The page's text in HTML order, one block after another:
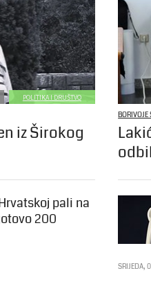
POLITIKA I DRUŠTVO
iz Širokog
BORIVOJE
pali na
200
SRIJEDA,